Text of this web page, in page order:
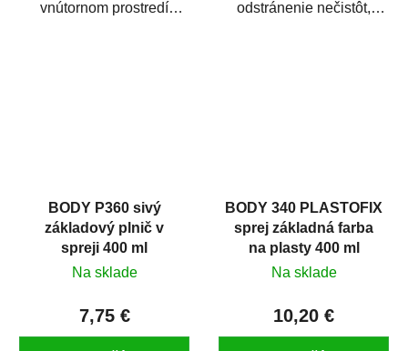
vnútornom prostredí
odstránenie nečistôt,
BODY P360 sivý
základový plnič v
spreji 400 ml
Na sklade
7,75 €
BODY 340 PLASTOFIX
sprej základná farba
na plasty 400 ml
Na sklade
10,20 €